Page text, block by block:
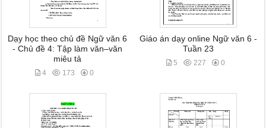
Dạy học theo chủ đề Ngữ văn 6
- Chủ đề 4: Tập làm văn–văn
miêu tả
4 173 0
Giáo án dạy online Ngữ văn 6 -
Tuần 23
5 227 0